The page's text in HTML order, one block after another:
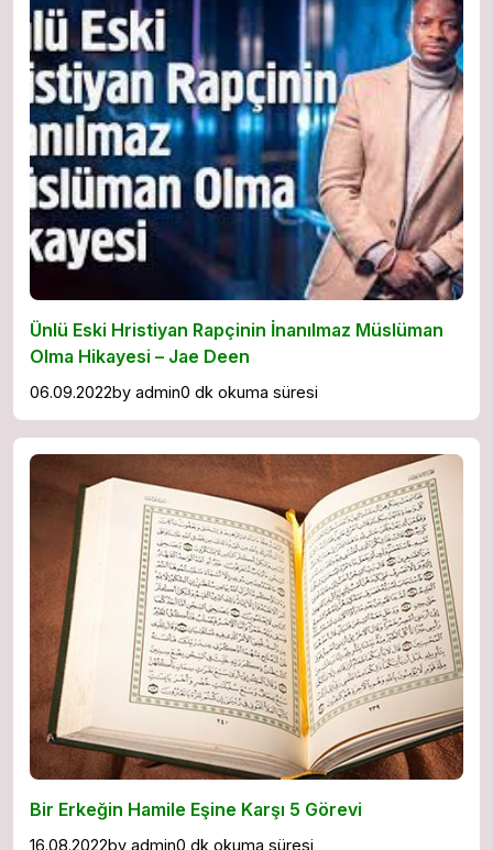
Ünlü Eski Hristiyan Rapçinin İnanılmaz Müslüman
Olma Hikayesi – Jae Deen
06.09.2022by admin0 dk okuma süresi
Bir Erkeğin Hamile Eşine Karşı 5 Görevi
16.08.2022by admin0 dk okuma süresi